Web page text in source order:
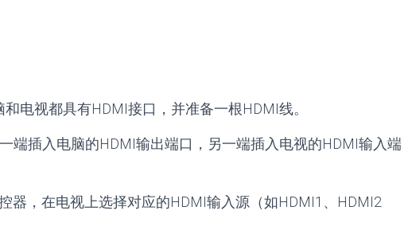
和电视都具有HDMI接口，并准备一根HDMI线。
端插入电脑的HDMI输出端口，另一端插入电视的HDMI输入端
器，在电视上选择对应的HDMI输入源（如HDMI1、HDMI2